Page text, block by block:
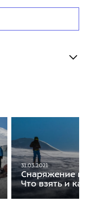
31.03.2021
Снаряжение
Что взять и